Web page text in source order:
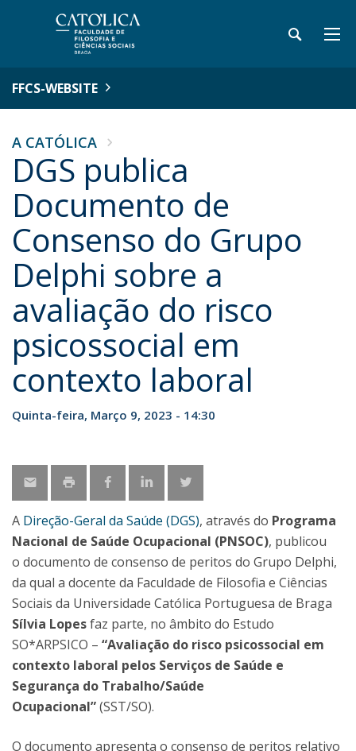
FFCS-WEBSITE
A CATÓLICA
DGS publica
Documento de
Consenso do Grupo
Delphi sobre a
avaliação do risco
psicossocial em
contexto laboral
Quinta-feira, Março 9, 2023 - 14:30
A Direção-Geral da Saúde (DGS), através do Programa
Nacional de Saúde Ocupacional (PNSOC), publicou
o documento de consenso de peritos do Grupo Delphi,
da qual a docente da Faculdade de Filosofia e Ciências
Sociais da Universidade Católica Portuguesa de Braga
Sílvia Lopesfaz parte, no âmbito do Estudo
SO*ARPSICO – “Avaliação do risco psicossocial em
contexto laboral pelos Serviços de Saúde e
Segurança do Trabalho/Saúde
Ocupacional”(SST/SO).
O documento apresenta o consenso de peritos relativo